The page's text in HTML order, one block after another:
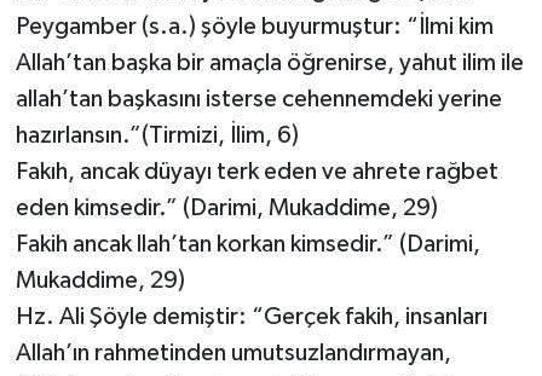
Peygamber (s.a.) şöyle buyurmuştur: “İlmi kim
Allah’tan başka bir amaçla öğrenirse, yahut ilim ile
allah’tan başkasını isterse cehennemdeki yerine
hazırlansın.”(Tirmizi, İlim, 6)
Fakıh, ancak düyayı terk eden ve ahrete rağbet
eden kimsedir.” (Darimi, Mukaddime, 29)
Fakih ancak llah’tan korkan kimsedir.” (Darimi,
Mukaddime, 29)
Hz. Ali Şöyle demiştir: “Gerçek fakih, insanları
Allah’ın rahmetinden umutsuzlandırmayan,